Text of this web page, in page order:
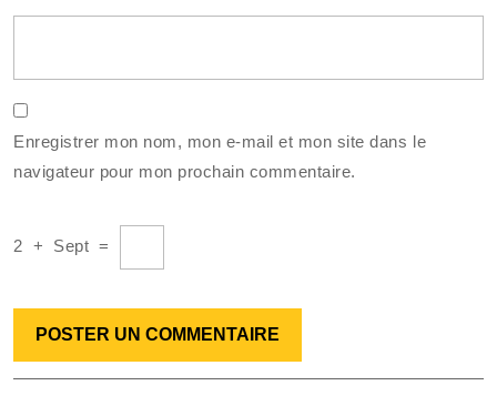
Enregistrer mon nom, mon e-mail et mon site dans le
navigateur pour mon prochain commentaire.
2 + Sept =